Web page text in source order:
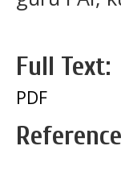
Full Text:
PDF